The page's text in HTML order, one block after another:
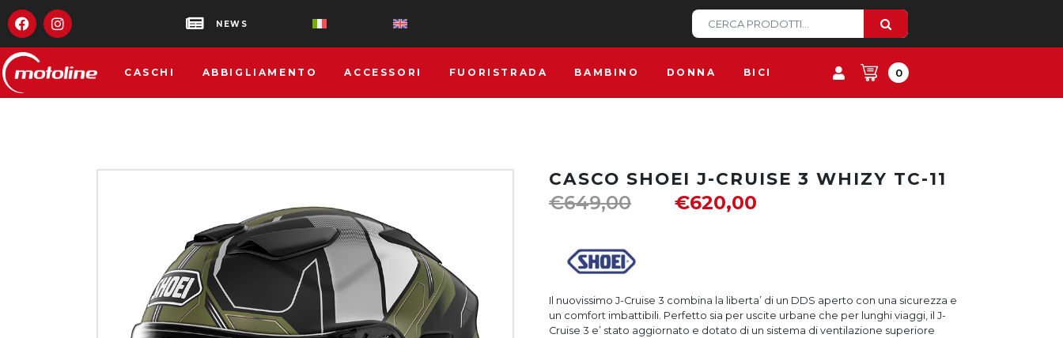
NEWS
CASCHI ABBIGLIAMENTO ACCESSORI FUORISTRADA BAMBINO DONNA BICI 0
CASCO SHOEI J-CRUISE 3 WHIZY TC-11
€649,00 €620,00
Il nuovissimo J-Cruise 3 combina la liberta’ di un DDS aperto con una sicurezza e
un comfort imbattibili. Perfetto sia per uscite urbane che per lunghi viaggi, il J-
Cruise 3 e’ stato aggiornato e dotato di un sistema di ventilazione superiore